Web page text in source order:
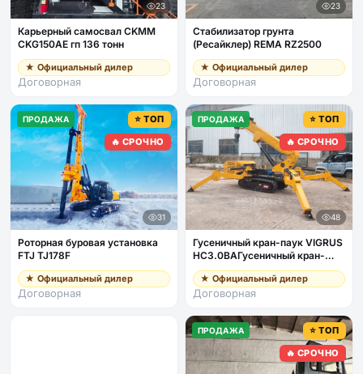
23
Карьерный самосвал CKMM
CKG150AE гп 136 тонн
★ Официальный дилер
Договорная
23
Стабилизатор грунта
(Ресайклер) REMA RZ2500
★ Официальный дилер
Договорная
ПРОДАЖА
⭐ ТОП
🔥 СРОЧНО
31
Роторная буровая установка
FTJ TJ178F
★ Официальный дилер
Договорная
ПРОДАЖА
⭐ ТОП
🔥 СРОЧНО
48
Гусеничный кран-паук VIGRUS
HC3.0BAГусеничный кран-
паук VIGRUS HC3.0BA гп 3т с
пультом, дизель + питание от
380В
★ Официальный дилер
Договорная
ПРОДАЖА
⭐ ТОП
🔥 СРОЧНО